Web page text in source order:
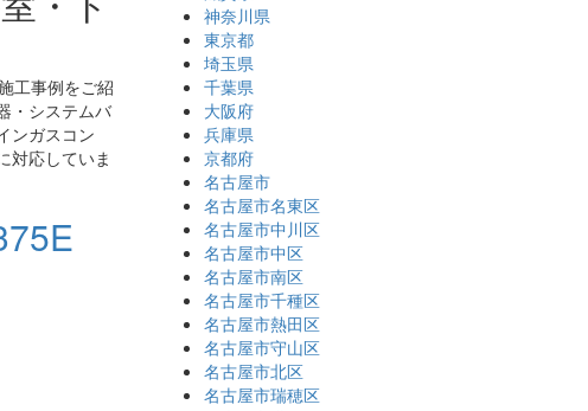
工事例をご紹
・システムバ
ンガスコン
対応していま
神奈川県
東京都
埼玉県
千葉県
大阪府
兵庫県
京都府
名古屋市
名古屋市名東区
名古屋市中川区
名古屋市中区
名古屋市南区
名古屋市千種区
名古屋市熱田区
名古屋市守山区
名古屋市北区
名古屋市瑞穂区